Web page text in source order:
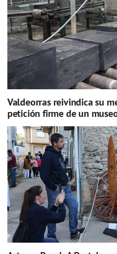
Valdeorras reivindica su
petición firme de un